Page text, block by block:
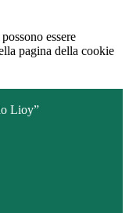
essere
pagina della cookie
Lioy”